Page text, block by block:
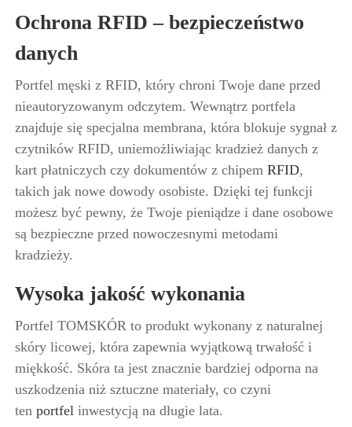
Ochrona RFID – bezpieczeństwo
danych
Portfel męski z RFID, który chroni Twoje dane przed
nieautoryzowanym odczytem. Wewnątrz portfela
znajduje się specjalna membrana, która blokuje sygnał z
czytników RFID, uniemożliwiając kradzież danych z
kart płatniczych czy dokumentów z chipem RFID,
takich jak nowe dowody osobiste. Dzięki tej funkcji
możesz być pewny, że Twoje pieniądze i dane osobowe
są bezpieczne przed nowoczesnymi metodami
kradzieży.
Wysoka jakość wykonania
Portfel TOMSKÓR to produkt wykonany z naturalnej
skóry licowej, która zapewnia wyjątkową trwałość i
miękkość. Skóra ta jest znacznie bardziej odporna na
uszkodzenia niż sztuczne materiały, co czyni
ten portfel inwestycją na długie lata.